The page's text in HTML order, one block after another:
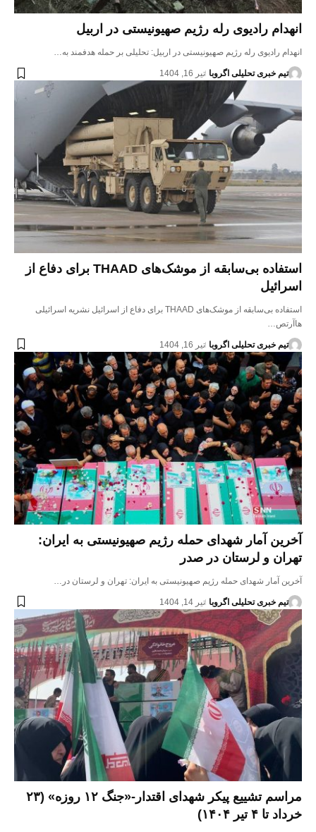
انهدام رادیوی رله رژیم صهیونیستی در اربیل
انهدام رادیوی رله رژیم صهیونیستی در اربیل: تحلیلی بر حمله هدفمند به…
تیم خبری تحلیلی اگروبا تیر 16, 1404
استفاده بی‌سابقه از موشک‌های THAAD برای دفاع از
اسرائیل
استفاده بی‌سابقه از موشک‌های THAAD برای دفاع از اسرائیل نشریه اسرائیلی
هاآرتص…
تیم خبری تحلیلی اگروبا تیر 16, 1404
آخرین آمار شهدای حمله رژیم صهیونیستی به ایران:
تهران و لرستان در صدر
آخرین آمار شهدای حمله رژیم صهیونیستی به ایران: تهران و لرستان در…
تیم خبری تحلیلی اگروبا تیر 14, 1404
مراسم تشییع پیکر شهدای اقتدار-«جنگ ۱۲ روزه» (۲۳
خرداد تا ۴ تیر ۱۴۰۴)